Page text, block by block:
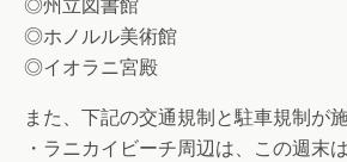
◎ホノルル美術館
◎イオラニ宮殿
また、下記の交通規制と駐車規制が
・ラニカイビーチ周辺は、この週末